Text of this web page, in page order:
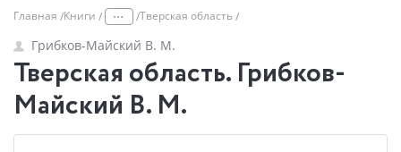
Главная Книги ... Тверская область
Грибков-Майский В. М.
Тверская область. Грибков-
Майский В. М.